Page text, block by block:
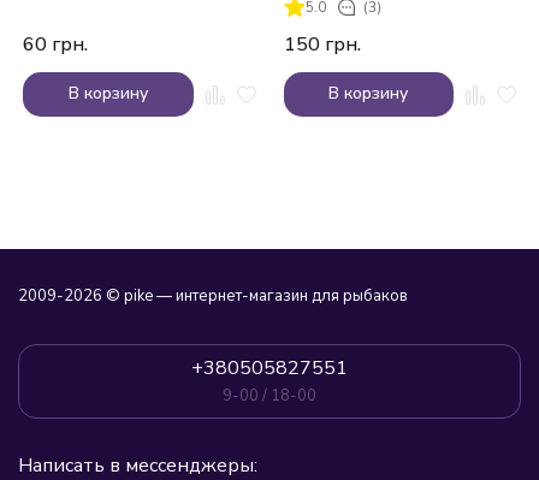
60 грн.
В корзину
5.0 (3)
150 грн.
В корзину
2009-2026 © pike — интернет-магазин для рыбаков
+380505827551
9-00 / 18-00
Написать в мессенджеры: